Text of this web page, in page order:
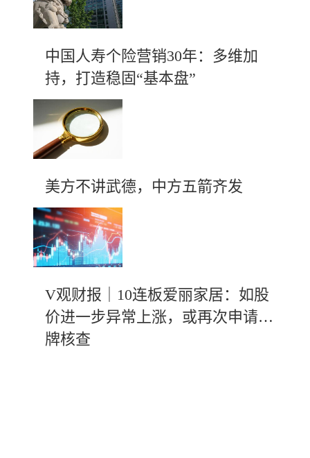
中国人寿个险营销30年：多维加
持，打造稳固“基本盘”
美方不讲武德，中方五箭齐发
V观财报｜10连板爱丽家居：如股
价进一步异常上涨，或再次申请停
牌核查